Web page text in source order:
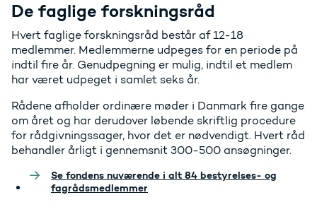
De faglige forskningsråd
Hvert faglige forskningsråd består af 12-18
medlemmer. Medlemmerne udpeges for en periode på
indtil fire år. Genudpegning er mulig, indtil et medlem
har været udpeget i samlet seks år.
Rådene afholder ordinære møder i Danmark fire gange
om året og har derudover løbende skriftlig procedure
for rådgivningssager, hvor det er nødvendigt. Hvert råd
behandler årligt i gennemsnit 300-500 ansøgninger.
Se fondens nuværende i alt 84 bestyrelses- og
fagrådsmedlemmer